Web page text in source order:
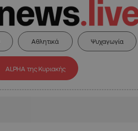
Αθλητικά Ψυχαγωγία
ALPHA της Κυριακής